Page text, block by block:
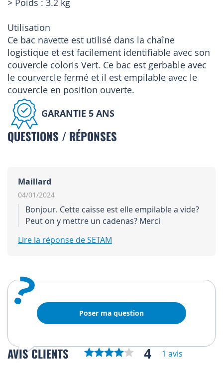
> Poids : 3.2 kg
Utilisation
Ce bac navette est utilisé dans la chaîne
logistique et est facilement identifiable avec son
couvercle coloris Vert. Ce bac est gerbable avec
le courvercle fermé et il est empilable avec le
couvercle en position ouverte.
GARANTIE 5 ANS
QUESTIONS / RÉPONSES
Maillard
04/01/2024
Bonjour. Cette caisse est elle empilable a vide?
Peut on y mettre un cadenas? Merci
Lire la réponse de SETAM
? Poser ma question
AVIS CLIENTS 4 1 avis